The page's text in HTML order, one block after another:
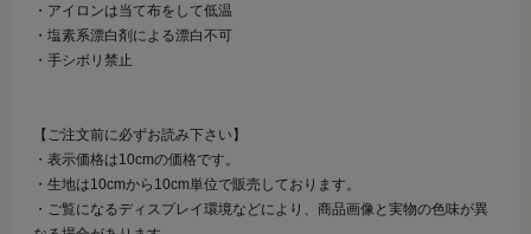
・アイロンは当て布をして低温
・塩素系漂白剤による漂白不可
・手シボリ禁止
【ご注文前に必ずお読み下さい】
・表示価格は10cmの価格です。
・生地は10cmから10cm単位で販売しております。
・ご覧になるディスプレイ環境などにより、商品画像と実物の色味が異